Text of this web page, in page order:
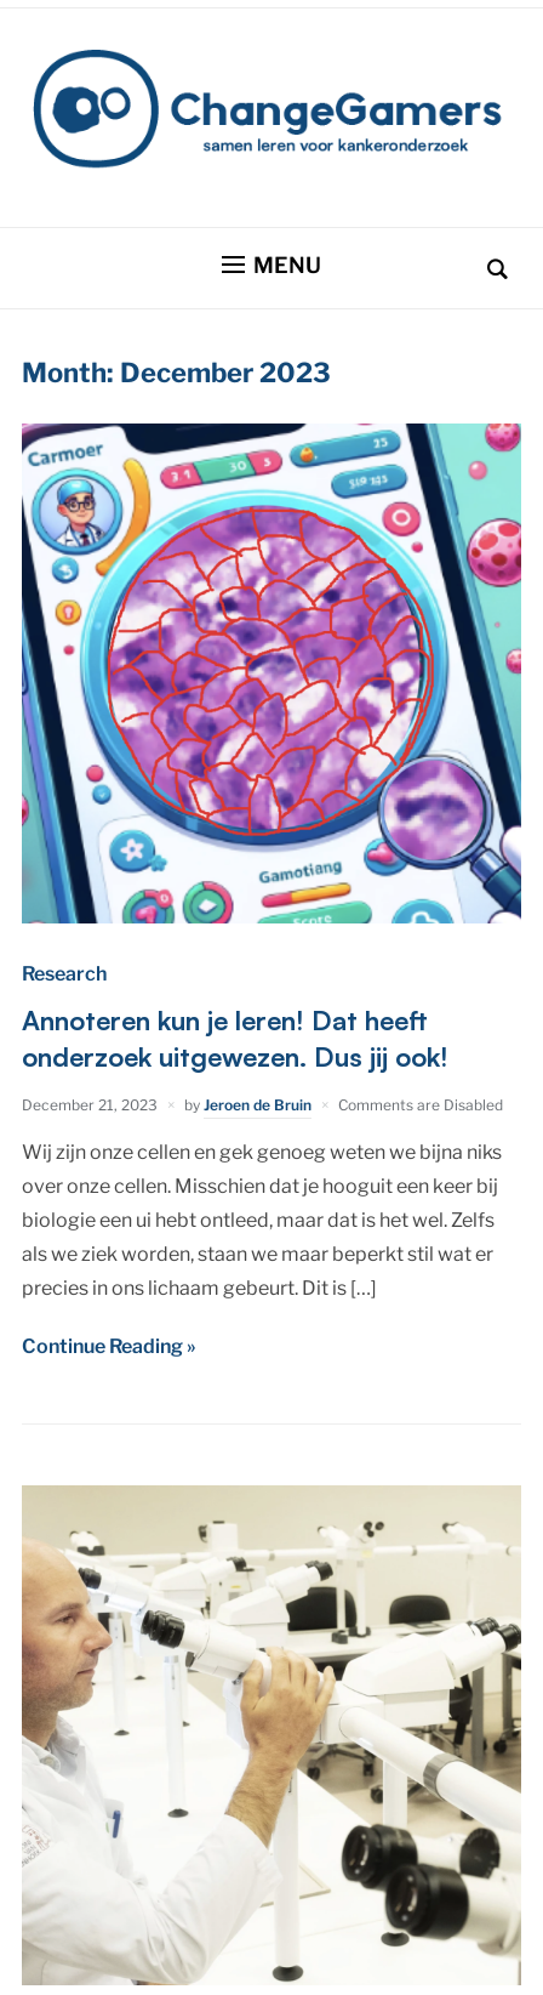
MENU
Month: December 2023
Research
Annoteren kun je leren! Dat heeft
onderzoek uitgewezen. Dus jij ook!
December 21, 2023 by Jeroen de Bruin Comments are Disabled
Wij zijn onze cellen en gek genoeg weten we bijna niks
over onze cellen. Misschien dat je hooguit een keer bij
biologie een ui hebt ontleed, maar dat is het wel. Zelfs
als we ziek worden, staan we maar beperkt stil wat er
precies in ons lichaam gebeurt. Dit is […]
Continue Reading »